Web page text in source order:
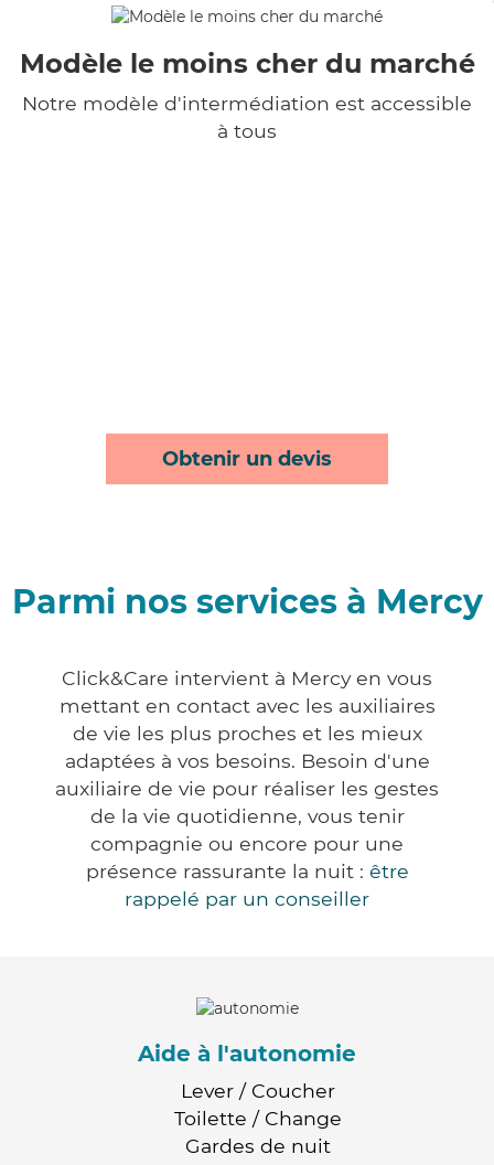
Modèle le moins cher du marché
Notre modèle d'intermédiation est accessible
à tous
Obtenir un devis
Parmi nos services à Mercy
Click&Care intervient à Mercy en vous
mettant en contact avec les auxiliaires
de vie les plus proches et les mieux
adaptées à vos besoins. Besoin d'une
auxiliaire de vie pour réaliser les gestes
de la vie quotidienne, vous tenir
compagnie ou encore pour une
présence rassurante la nuit : être
rappelé par un conseiller
Aide à l'autonomie
Lever / Coucher
Toilette / Change
Gardes de nuit